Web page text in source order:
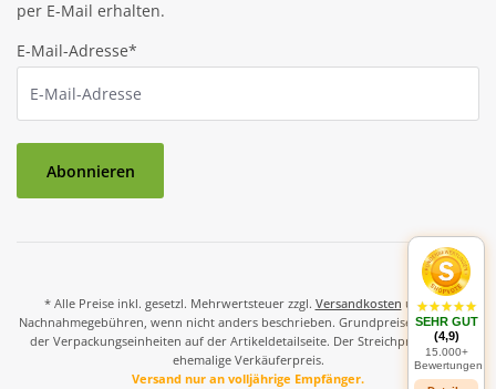
per E-Mail erhalten.
E-Mail-Adresse*
Abonnieren
* Alle Preise inkl. gesetzl. Mehrwertsteuer zzgl. Versandkosten und ggf.
Nachnahmegebühren, wenn nicht anders beschrieben. Grundpreise und Preise
der Verpackungseinheiten auf der Artikeldetailseite. Der Streichpreis ist der
ehemalige Verkäuferpreis.
Versand nur an volljährige Empfänger.
SEHR GUT
(4,9)
15.000+
Bewertungen